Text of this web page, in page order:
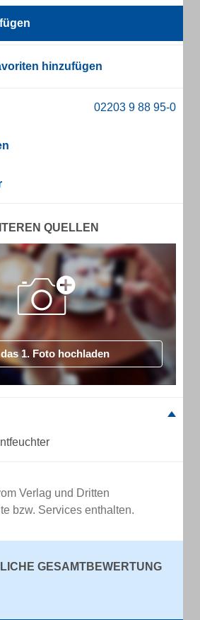
hinzufügen
QUELLEN
1. Foto hochladen
Verlag und Dritten
bzw. Services enthalten.
GESAMTBEWERTUNG